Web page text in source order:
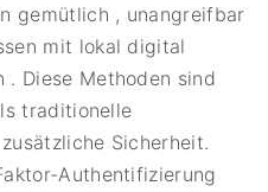
gemütlich , unangreifbar
mit lokal digital
. Diese Methoden sind
traditionelle
Sicherheit.
Authentifizierung